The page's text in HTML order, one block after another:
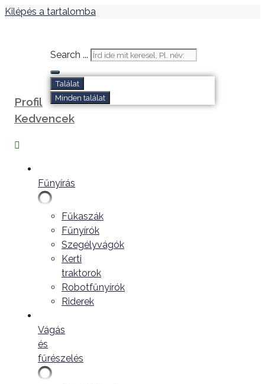
Kilépés a tartalomba
Search ...
Találat
Minden találat
Profil
Kedvencek
Fűnyírás
Fűkaszák
Fűnyírók
Szegélyvágók
Kerti
traktorok
Robotfűnyírók
Riderek
Vágás
és
fűrészelés